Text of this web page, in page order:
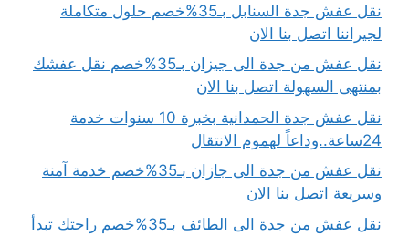
نقل عفش جدة السنابل بـ35%خصم حلول متكاملة
لجيراننا اتصل بنا الان
نقل عفش من جدة الى جيزان بـ35%خصم نقل عفشك
بمنتهى السهولة اتصل بنا الان
نقل عفش جدة الحمدانية بخبرة 10 سنوات خدمة
24ساعة..وداعاً لهموم الانتقال
نقل عفش من جدة الى جازان بـ35%خصم خدمة آمنة
وسريعة اتصل بنا الان
نقل عفش من جدة الى الطائف بـ35%خصم راحتك تبدأ